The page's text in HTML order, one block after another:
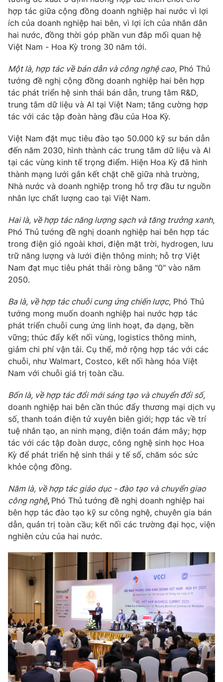
hợp tác giữa cộng đồng doanh nghiệp hai nước vì lợi
ích của doanh nghiệp hai bên, vì lợi ích của nhân dân
hai nước, đồng thời góp phần vun đắp mối quan hệ
Việt Nam - Hoa Kỳ trong 30 năm tới.
Một là, hợp tác về bán dẫn và công nghệ cao, Phó Thủ
tướng đề nghị cộng đồng doanh nghiệp hai bên hợp
tác phát triển hệ sinh thái bán dẫn, trung tâm R&D,
trung tâm dữ liệu và AI tại Việt Nam; tăng cường hợp
tác với các tập đoàn hàng đầu của Hoa Kỳ.
Việt Nam đặt mục tiêu đào tạo 50.000 kỹ sư bán dẫn
đến năm 2030, hình thành các trung tâm dữ liệu và AI
tại các vùng kinh tế trọng điểm. Hiện Hoa Kỳ đã hình
thành mạng lưới gắn kết chặt chẽ giữa nhà trường,
Nhà nước và doanh nghiệp trong hỗ trợ đầu tư nguồn
nhân lực chất lượng cao tại Việt Nam.
Hai là, về hợp tác năng lượng sạch và tăng trưởng xanh,
Phó Thủ tướng đề nghị doanh nghiệp hai bên hợp tác
trong điện gió ngoài khơi, điện mặt trời, hydrogen, lưu
trữ năng lượng và lưới điện thông minh; hỗ trợ Việt
Nam đạt mục tiêu phát thải ròng bằng "0" vào năm
2050.
Ba là, về hợp tác chuỗi cung ứng chiến lược, Phó Thủ
tướng mong muốn doanh nghiệp hai nước hợp tác
phát triển chuỗi cung ứng linh hoạt, đa dạng, bền
vững; thúc đẩy kết nối vùng, logistics thông minh,
giảm chi phí vận tải. Cụ thể, mở rộng hợp tác với các
chuỗi, như Walmart, Costco, kết nối hàng hóa Việt
Nam với chuỗi giá trị toàn cầu.
Bốn là, về hợp tác đổi mới sáng tạo và chuyển đổi số,
doanh nghiệp hai bên cần thúc đẩy thương mại dịch vụ
số, thanh toán điện tử xuyên biên giới; hợp tác về trí
tuệ nhân tạo, an ninh mạng, điện toán đám mây; hợp
tác với các tập đoàn dược, công nghệ sinh học Hoa
Kỳ để phát triển hệ sinh thái y tế số, chăm sóc sức
khỏe cộng đồng.
Năm là, về hợp tác giáo dục - đào tạo và chuyển giao
công nghệ, Phó Thủ tướng đề nghị doanh nghiệp hai
bên hợp tác đào tạo kỹ sư công nghệ, chuyên gia bán
dẫn, quản trị toàn cầu; kết nối các trường đại học, viện
nghiên cứu của hai nước.